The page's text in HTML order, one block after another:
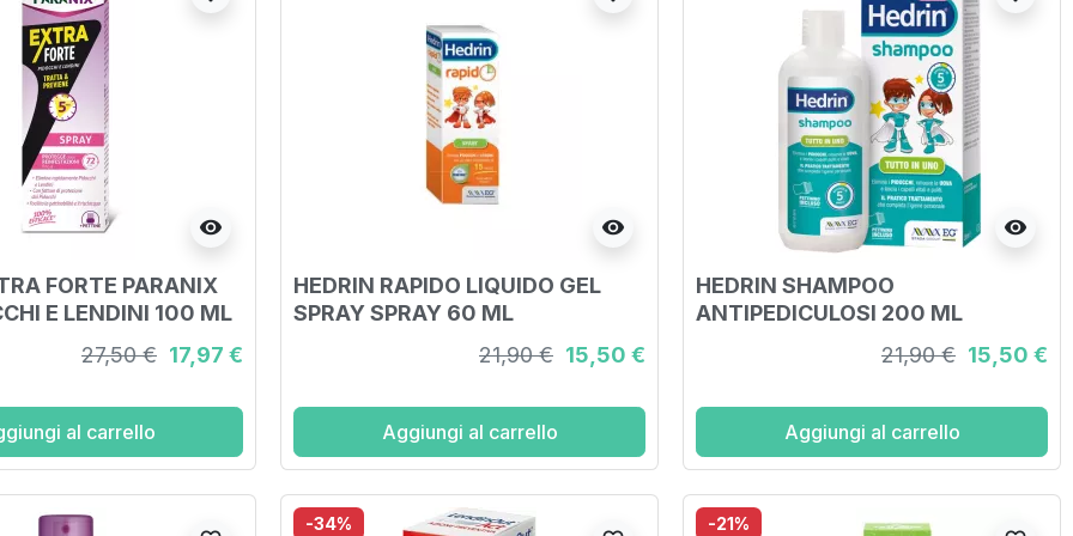
visibility
FORTE PARANIX
E LENDINI 100 ML
27,50 € 17,97 €
al carrello
visibility
HEDRIN RAPIDO LIQUIDO GEL
SPRAY SPRAY 60 ML
21,90 € 15,50 €
Aggiungi al carrello
visibility
HEDRIN SHAMPOO
ANTIPEDICULOSI 200 ML
21,90 € 15,50 €
Aggiungi al carrello
-34% -21%